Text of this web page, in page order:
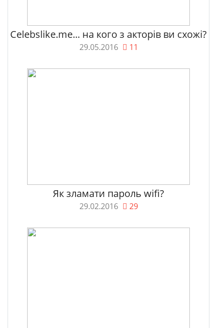
Celebslike.me... на кого з акторів ви схожі?
29.05.2016 11
Як зламати пароль wifi?
29.02.2016 29